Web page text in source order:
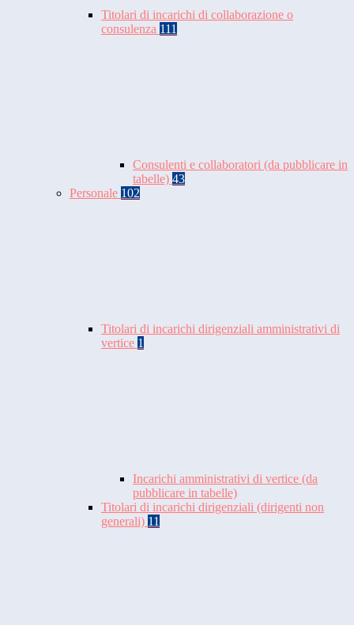
Titolari di incarichi di collaborazione o
consulenza 111
Consulenti e collaboratori (da pubblicare in
tabelle) 43
Personale 102
Titolari di incarichi dirigenziali amministrativi di
vertice 1
Incarichi amministrativi di vertice (da
pubblicare in tabelle)
Titolari di incarichi dirigenziali (dirigenti non
generali) 11